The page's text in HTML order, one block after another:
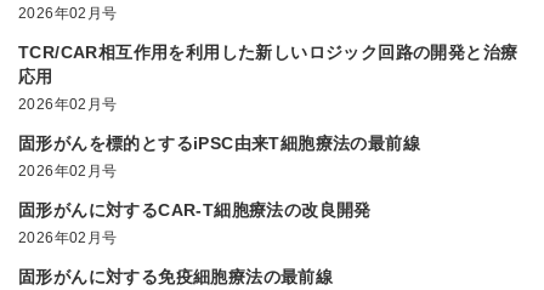
2026年02月号
TCR/CAR相互作用を利用した新しいロジック回路の開発と治療
応用
2026年02月号
固形がんを標的とするiPSC由来T細胞療法の最前線
2026年02月号
固形がんに対するCAR-T細胞療法の改良開発
2026年02月号
固形がんに対する免疫細胞療法の最前線